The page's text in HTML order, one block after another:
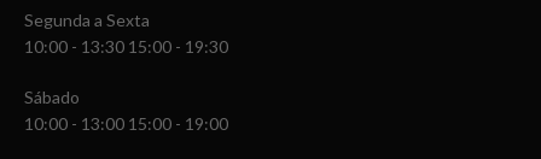
Segunda a Sexta
10:00 - 13:30 15:00 - 19:30
Sábado
10:00 - 13:00 15:00 - 19:00